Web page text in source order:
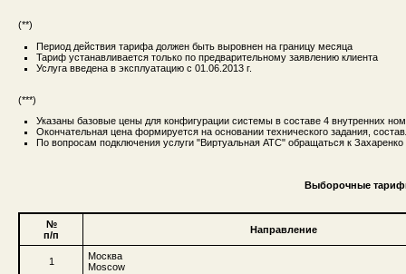
(**)
Период действия тарифа должен быть выровнен на границу месяца
Тариф устанавливается только по предварительному заявлению клиента
Услуга введена в эксплуатацию с 01.06.2013 г.
(***)
Указаны базовые цены для конфигурации системы в составе 4 внутренних
Окончательная цена формируется на основании технического задания,
По вопросам подключения услуги "Виртуальная АТС" обращаться к
Выборочные
№
п/п
Направление
1
Москва
Moscow